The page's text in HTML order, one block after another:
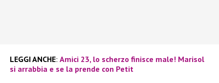
LEGGI ANCHE: Amici 23, lo scherzo finisce male! Marisol
si arrabbia e se la prende con Petit